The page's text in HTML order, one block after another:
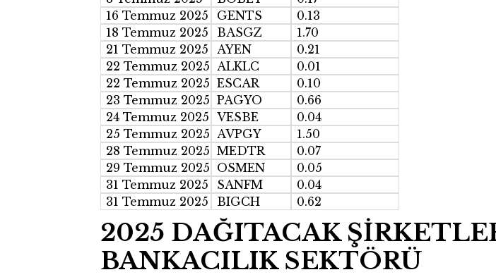
16 Temmuz 2025
GENTS
0.13
18 Temmuz 2025
BASGZ
1.70
21 Temmuz 2025
AYEN
0.21
22 Temmuz 2025 ALKLC
0.01
22 Temmuz 2025 ESCAR
0.10
23 Temmuz 2025 PAGYO
0.66
24 Temmuz 2025 VESBE
0.04
25 Temmuz 2025 AVPGY
1.50
28 Temmuz 2025 MEDTR
0.07
29 Temmuz 2025 OSMEN
0.05
31 Temmuz 2025
SANFM
0.04
31 Temmuz 2025
BIGCH 0.62
2025 DAĞITACAK
BANKACILIK SEKTÖRÜ